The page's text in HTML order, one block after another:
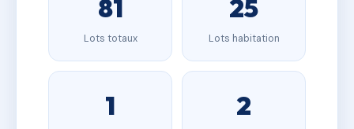
81
Lots totaux
25
Lots habitation
1 2